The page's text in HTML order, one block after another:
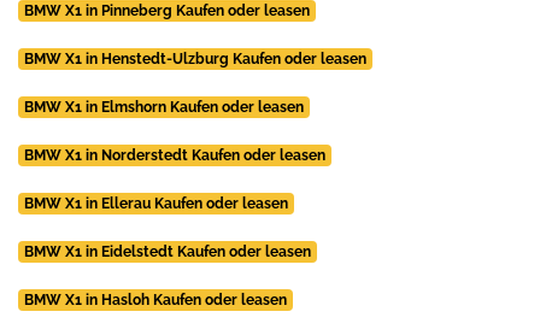
BMW X1 in Pinneberg Kaufen oder leasen
BMW X1 in Henstedt-Ulzburg Kaufen oder leasen
BMW X1 in Elmshorn Kaufen oder leasen
BMW X1 in Norderstedt Kaufen oder leasen
BMW X1 in Ellerau Kaufen oder leasen
BMW X1 in Eidelstedt Kaufen oder leasen
BMW X1 in Hasloh Kaufen oder leasen